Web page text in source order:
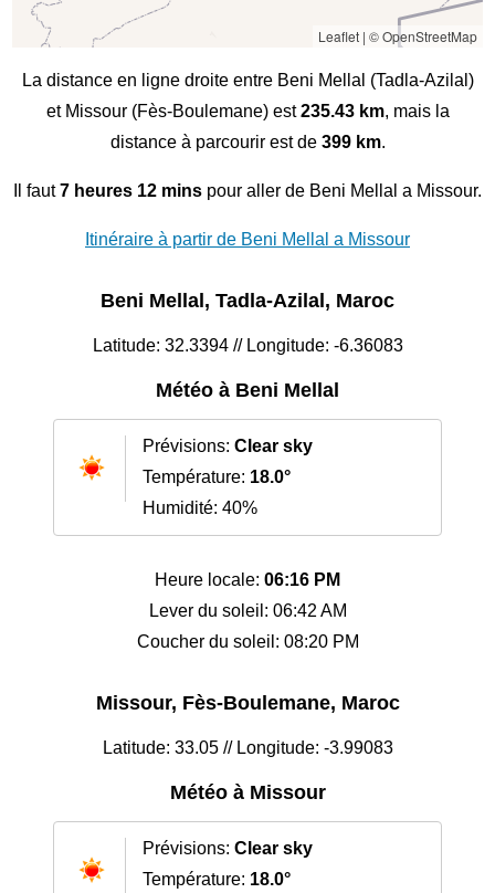
Leaflet| © OpenStreetMap
La distance en ligne droite entre Beni Mellal (Tadla-Azilal)
et Missour (Fès-Boulemane) est235.43 km, mais la
distance à parcourir est de 399 km.
Il faut7 heures 12 mins pour aller de Beni Mellal a Missour.
Itinéraire à partir de Beni Mellal a Missour
Beni Mellal, Tadla-Azilal, Maroc
Latitude: 32.3394 // Longitude: -6.36083
Météo à Beni Mellal
Prévisions: Clear sky
Température: 18.0°
Humidité: 40%
Heure locale: 06:16 PM
Lever du soleil: 06:42 AM
Coucher du soleil: 08:20 PM
Missour, Fès-Boulemane, Maroc
Latitude: 33.05 // Longitude: -3.99083
Météo à Missour
Prévisions: Clear sky
Température: 18.0°